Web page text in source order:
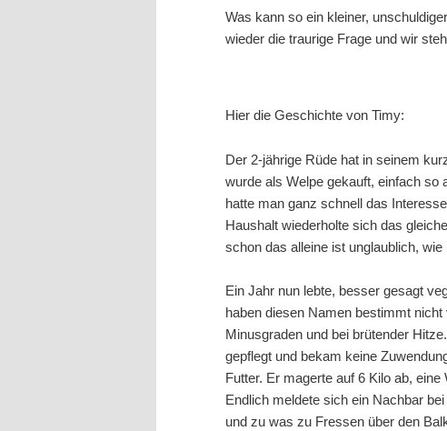
Was kann so ein kleiner,
wieder die traurige Frage und wir
Hier die Geschichte von Timy:
Der 2-jährige Rüde hat in seinem
wurde als Welpe gekauft, einfach so
hatte man ganz schnell das
Haushalt wiederholte sich das
schon das alleine ist unglaublich,
Ein Jahr nun lebte, besser gesagt
haben diesen Namen bestimmt
Minusgraden und bei brütender
gepflegt und bekam keine
Futter. Er magerte auf 6 Kilo ab,
Endlich meldete sich ein Nachbar
und zu was zu Fressen über den